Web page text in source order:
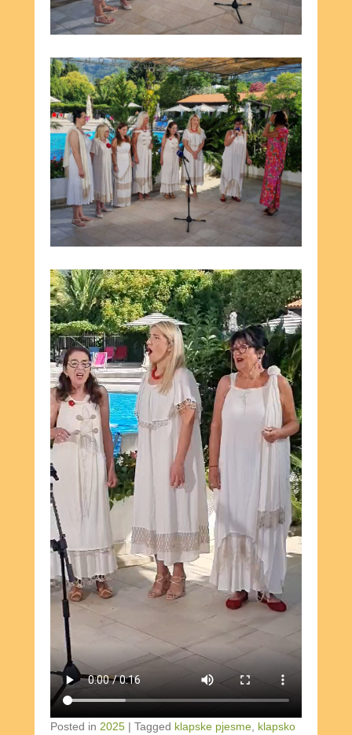
Posted in 2025 | Tagged klapske pjesme klapsko